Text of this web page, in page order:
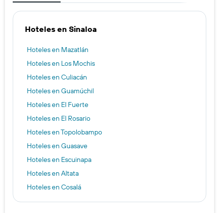
Hoteles en Sinaloa
Hoteles en Mazatlán
Hoteles en Los Mochis
Hoteles en Culiacán
Hoteles en Guamúchil
Hoteles en El Fuerte
Hoteles en El Rosario
Hoteles en Topolobampo
Hoteles en Guasave
Hoteles en Escuinapa
Hoteles en Altata
Hoteles en Cosalá